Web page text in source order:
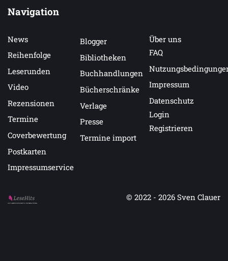
Navigation
News
Reihenfolge
Leserunden
Video
Rezensionen
Termine
Coverbewertung
Postkarten
Impressumservice
Blogger
Bibliotheken
Buchhandlungen
Bücherschränke
Verlage
Presse
Termine import
Über uns
FAQ
Impressum
Datenschutz
Login
Registrieren
Auf LeseHits.de findest Du die besten Bücher.
© 2022 - 2026 Sven Clauer